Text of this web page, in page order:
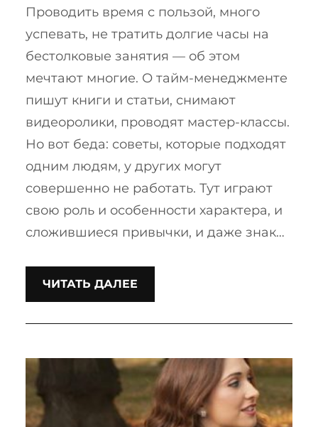
Проводить время с пользой, много
успевать, не тратить долгие часы на
бестолковые занятия — об этом
мечтают многие. О тайм-менеджменте
пишут книги и статьи, снимают
видеоролики, проводят мастер-классы.
Но вот беда: советы, которые подходят
одним людям, у других могут
совершенно не работать. Тут играют
свою роль и особенности характера, и
сложившиеся привычки, и даже знак…
ЧИТАТЬ ДАЛЕЕ